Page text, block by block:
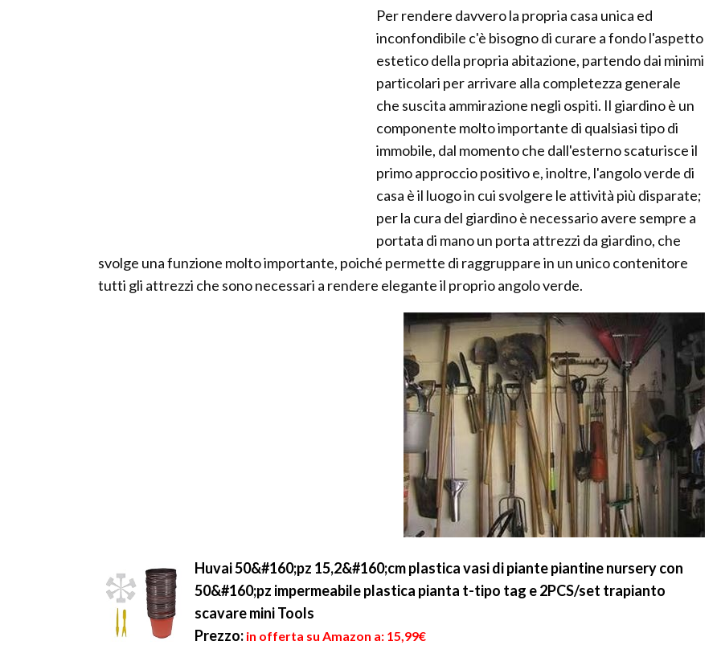
Per rendere davvero la propria casa unica ed
inconfondibile c'è bisogno di curare a fondo l'aspetto
estetico della propria abitazione, partendo dai minimi
particolari per arrivare alla completezza generale
che suscita ammirazione negli ospiti. Il giardino è un
componente molto importante di qualsiasi tipo di
immobile, dal momento che dall'esterno scaturisce il
primo approccio positivo e, inoltre, l'angolo verde di
casa è il luogo in cui svolgere le attività più disparate;
per la cura del giardino è necessario avere sempre a
portata di mano un porta attrezzi da giardino, che
svolge una funzione molto importante, poiché permette di raggruppare in un unico contenitore
tutti gli attrezzi che sono necessari a rendere elegante il proprio angolo verde.
Huvai 50&#160;pz 15,2&#160;cm plastica vasi di piante piantine nursery con
50&#160;pz impermeabile plastica pianta t-tipo tag e 2PCS/set trapianto
scavare mini Tools
Prezzo: in offerta su Amazon a: 15,99€